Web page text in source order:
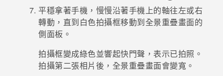
平穩拿著手機，慢慢沿著手機上的軸往左或右
轉動，直到白色拍攝框移動到全景重疊畫面的
側面板。
拍攝框變成綠色並響起快門聲，表示已拍照。
拍攝第二張相片後，全景重疊畫面會變寬。